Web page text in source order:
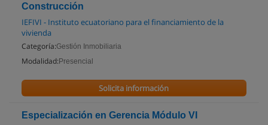
Construcción
IEFIVI - Instituto ecuatoriano para el financiamiento de la
vivienda
Categoría:Gestión Inmobiliaria
Modalidad: Presencial
Solicita información
Especialización en Gerencia Módulo VI